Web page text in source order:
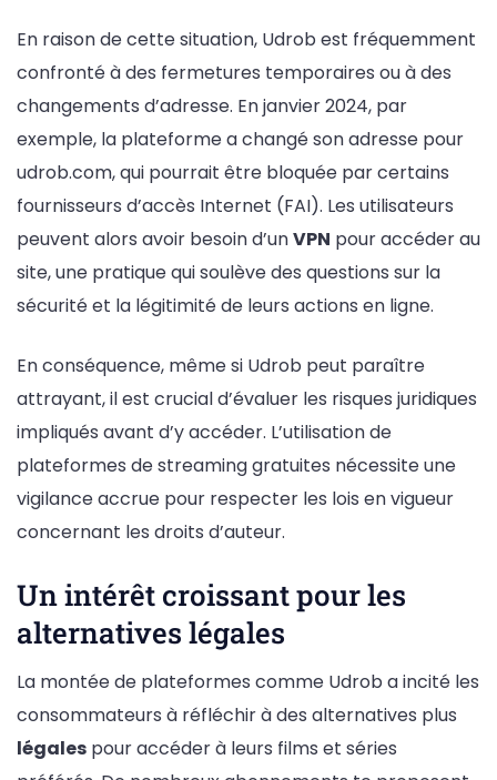
En raison de cette situation, Udrob est fréquemment
confronté à des fermetures temporaires ou à des
changements d’adresse. En janvier 2024, par
exemple, la plateforme a changé son adresse pour
udrob.com, qui pourrait être bloquée par certains
fournisseurs d’accès Internet (FAI). Les utilisateurs
peuvent alors avoir besoin d’unVPN pour accéder au
site, une pratique qui soulève des questions sur la
sécurité et la légitimité de leurs actions en ligne.
En conséquence, même si Udrob peut paraître
attrayant, il est crucial d’évaluer les risques juridiques
impliqués avant d’y accéder. L’utilisation de
plateformes de streaming gratuites nécessite une
vigilance accrue pour respecter les lois en vigueur
concernant les droits d’auteur.
Un intérêt croissant pour les
alternatives légales
La montée de plateformes comme Udrob a incité les
consommateurs à réfléchir à des alternatives plus
légales pour accéder à leurs films et séries